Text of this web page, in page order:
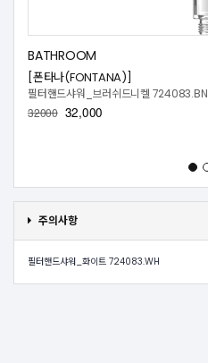
BATHROOM
[폰타나(FONTANA)]
필터핸드샤워_브러쉬드니켈 724083.BN
32000 32,000
주의사항
필터핸드샤워_화이트 724083.WH